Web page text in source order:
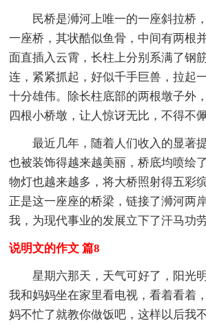
民桥是浉河上唯一的一座斜拉桥
一座桥，其状酷似鱼骨，中间有两根
面直插入云霄，长柱上分别系满了钢
连，紧紧抓起，好似千手巨兽，拉起
十分雄伟。除长柱底部的两根墩子外
四根小桥墩，让人惊讶无比，不得不
最近几年，随着人们收入的显著
也被装饰得越来越美丽，桥底均喷绘
物灯也越来越多，将大桥照射得五彩
正是这一座座的桥梁，链接了浉河两
我，为现代事业的发展立下了汗马功劳
说明文的作文 篇8
星期六那天，天气可好了，阳光
我和妈妈坐在家里看电视，看着看着
妈不忙了就教你做饭吧，这样以后我